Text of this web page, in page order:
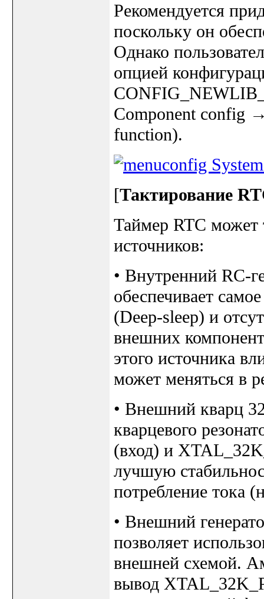
Рекомендуется
поскольку он
Однако
опцией
Component config
function).
[Тактирование
Таймер RTC может
источников:
• Внутренний RC-
обеспечивает
(Deep-sleep) и
внешних
этого источника
может меняться в
• Внешний кварц
кварцевого
(вход) и
лучшую
потребление тока
• Внешний
позволяет
внешней схемой.
вывод